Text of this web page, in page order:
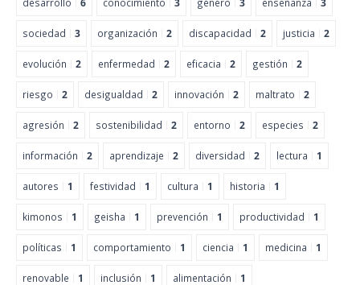
sociedad 3 organización 2 discapacidad 2 justicia 2
evolución 2 enfermedad 2 eficacia 2 gestión 2
riesgo 2 desigualdad 2 innovación 2 maltrato 2
agresión 2 sostenibilidad 2 entorno 2 especies 2
información 2 aprendizaje 2 diversidad 2 lectura 1
autores 1 festividad 1 cultura 1 historia 1
kimonos 1 geisha 1 prevención 1 productividad 1
políticas 1 comportamiento 1 ciencia 1 medicina 1
renovable 1 inclusión 1 alimentación 1